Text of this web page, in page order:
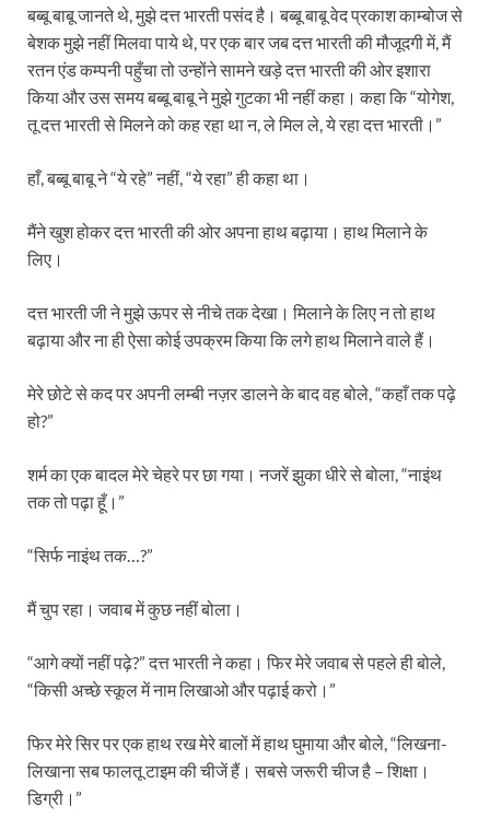
बब्बू बाबू जानते थे, मुझे दत्त भारती पसंद है। बब्बू बाबू वेद प्रकाश काम्बोज से
बेशक मुझे नहीं मिलवा पाये थे, पर एक बार जब दत्त भारती की मौजूदगी में, मैं
रतन एंड कम्पनी पहुँचा तो उन्होंने सामने खड़े दत्त भारती की ओर इशारा
किया और उस समय बब्बू बाबू ने मुझे गुटका भी नहीं कहा। कहा कि “योगेश,
तू दत्त भारती से मिलने को कह रहा था न, ले मिल ले, ये रहा दत्त भारती।”
हाँ, बब्बू बाबू ने “ये रहे” नहीं, “ये रहा” ही कहा था।
मैंने खुश होकर दत्त भारती की ओर अपना हाथ बढ़ाया। हाथ मिलाने के
लिए।
दत्त भारती जी ने मुझे ऊपर से नीचे तक देखा। मिलाने के लिए न तो हाथ
बढ़ाया और ना ही ऐसा कोई उपक्रम किया कि लगे हाथ मिलाने वाले हैं।
मेरे छोटे से कद पर अपनी लम्बी नज़र डालने के बाद वह बोले, “कहाँ तक पढ़े
हो?”
शर्म का एक बादल मेरे चेहरे पर छा गया। नजरें झुका धीरे से बोला, “नाइंथ
तक तो पढ़ा हूँ।”
“सिर्फ नाइंथ तक…?”
मैं चुप रहा। जवाब में कुछ नहीं बोला।
“आगे क्यों नहीं पढ़े?” दत्त भारती ने कहा। फिर मेरे जवाब से पहले ही बोले,
“किसी अच्छे स्कूल में नाम लिखाओ और पढ़ाई करो।”
फिर मेरे सिर पर एक हाथ रख मेरे बालों में हाथ घुमाया और बोले, “लिखना-
लिखाना सब फालतू टाइम की चीजें हैं। सबसे जरूरी चीज है – शिक्षा।
डिग्री।”